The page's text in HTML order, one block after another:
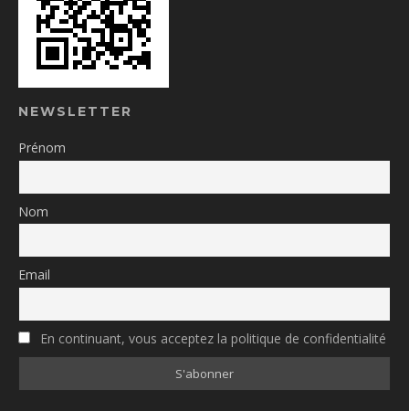
NEWSLETTER
Prénom
Nom
Email
En continuant, vous acceptez la politique de confidentialité